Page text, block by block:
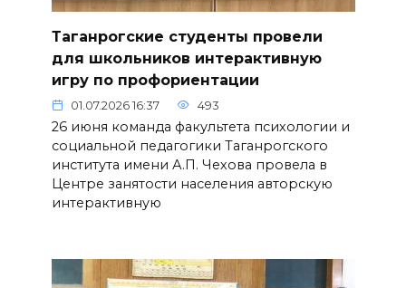
Таганрогские студенты провели
для школьников интерактивную
игру по профориентации
01.07.2026 16:37 493
26 июня команда факультета психологии и
социальной педагогики Таганрогского
института имени А.П. Чехова провела в
Центре занятости населения авторскую
интерактивную